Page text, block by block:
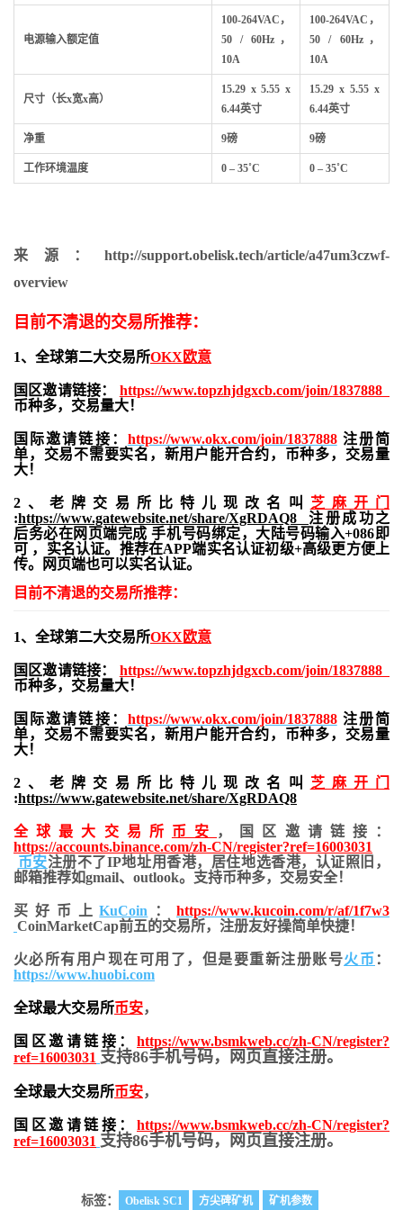
电源输入额定值
100-264VAC，
50 / 60Hz，
10A
100-264VAC，
50 / 60Hz，
10A
尺寸（长x宽x高）
15.29 x 5.55 x
6.44英寸
15.29 x 5.55 x
6.44英寸
净重 9磅 9磅
工作环境温度 0 – 35˚C 0 – 35˚C
来源：http://support.obelisk.tech/article/a47um3czwf-
overview
目前不清退的交易所推荐：
1、全球第二大交易所OKX欧意
国区邀请链接： https://www.topzhjdgxcb.com/join/1837888
币种多，交易量大！
国际邀请链接： https://www.okx.com/join/1837888注册简
单，交易不需要实名，新用户能开合约， 币种多，交易量
大！
2、老牌交易所比特儿现改名叫 芝麻开门
:https://www.gatewebsite.net/share/XgRDAQ8 注册成功之
后务必在网页端完成 手机号码绑定，大陆号码输入+086即
可 ，实名认证。推荐在APP端实名认证初级+高级更方便上
传。网页端也可以实名认证。
目前不清退的交易所推荐：
1、全球第二大交易所OKX欧意
国区邀请链接： https://www.topzhjdgxcb.com/join/1837888
币种多，交易量大！
国际邀请链接： https://www.okx.com/join/1837888注册简
单，交易不需要实名，新用户能开合约， 币种多，交易量
大！
2、老牌交易所比特儿现改名叫 芝麻开门
:https://www.gatewebsite.net/share/XgRDAQ8
全球最大交易所 币安
，国区邀请链接：
https://accounts.binance.com/zh-CN/register?ref=16003031
币安注册不了IP地址用香港，居住地选香港，认证照旧，
邮箱推荐如gmail、outlook。支持币种多，交易安全！
买好币上KuCoin ：https://www.kucoin.com/r/af/1f7w3
CoinMarketCap前五的交易所，注册友好操简单快捷！
火必所有用户现在可用了，但是要重新注册账号火币 ：
https://www.huobi.com
全球最大交易所币安，
国区邀请链接： https://www.bsmkweb.cc/zh-CN/register?
ref=16003031 支持86手机号码，网页直接注册。
全球最大交易所币安，
国区邀请链接： https://www.bsmkweb.cc/zh-CN/register?
ref=16003031 支持86手机号码，网页直接注册。
标签： Obelisk SC1 方尖碑矿机 矿机参数